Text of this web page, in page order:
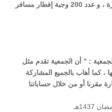
والمنتشرة في 12 موقعا في شرورة ، و عدد 200 وجبة إفطار مسافر
: ” أن الجمعية تقدم مثل
، كما أهاب بالجميع المشاركة
مقرنا أو من خلال حساباتنا